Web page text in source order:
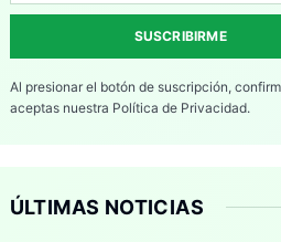
SUSCRIBIRME
Al presionar el botón de suscripción,
aceptas nuestra Política de Privacidad.
ÚLTIMAS NOTICIAS